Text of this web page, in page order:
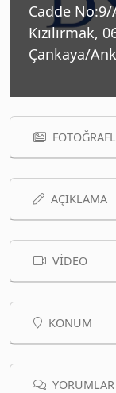
Cadde No:9/
Kızılırmak,
Çankaya/
AÇIKLAMA
VIDEO
KONUM
YORUMLAR